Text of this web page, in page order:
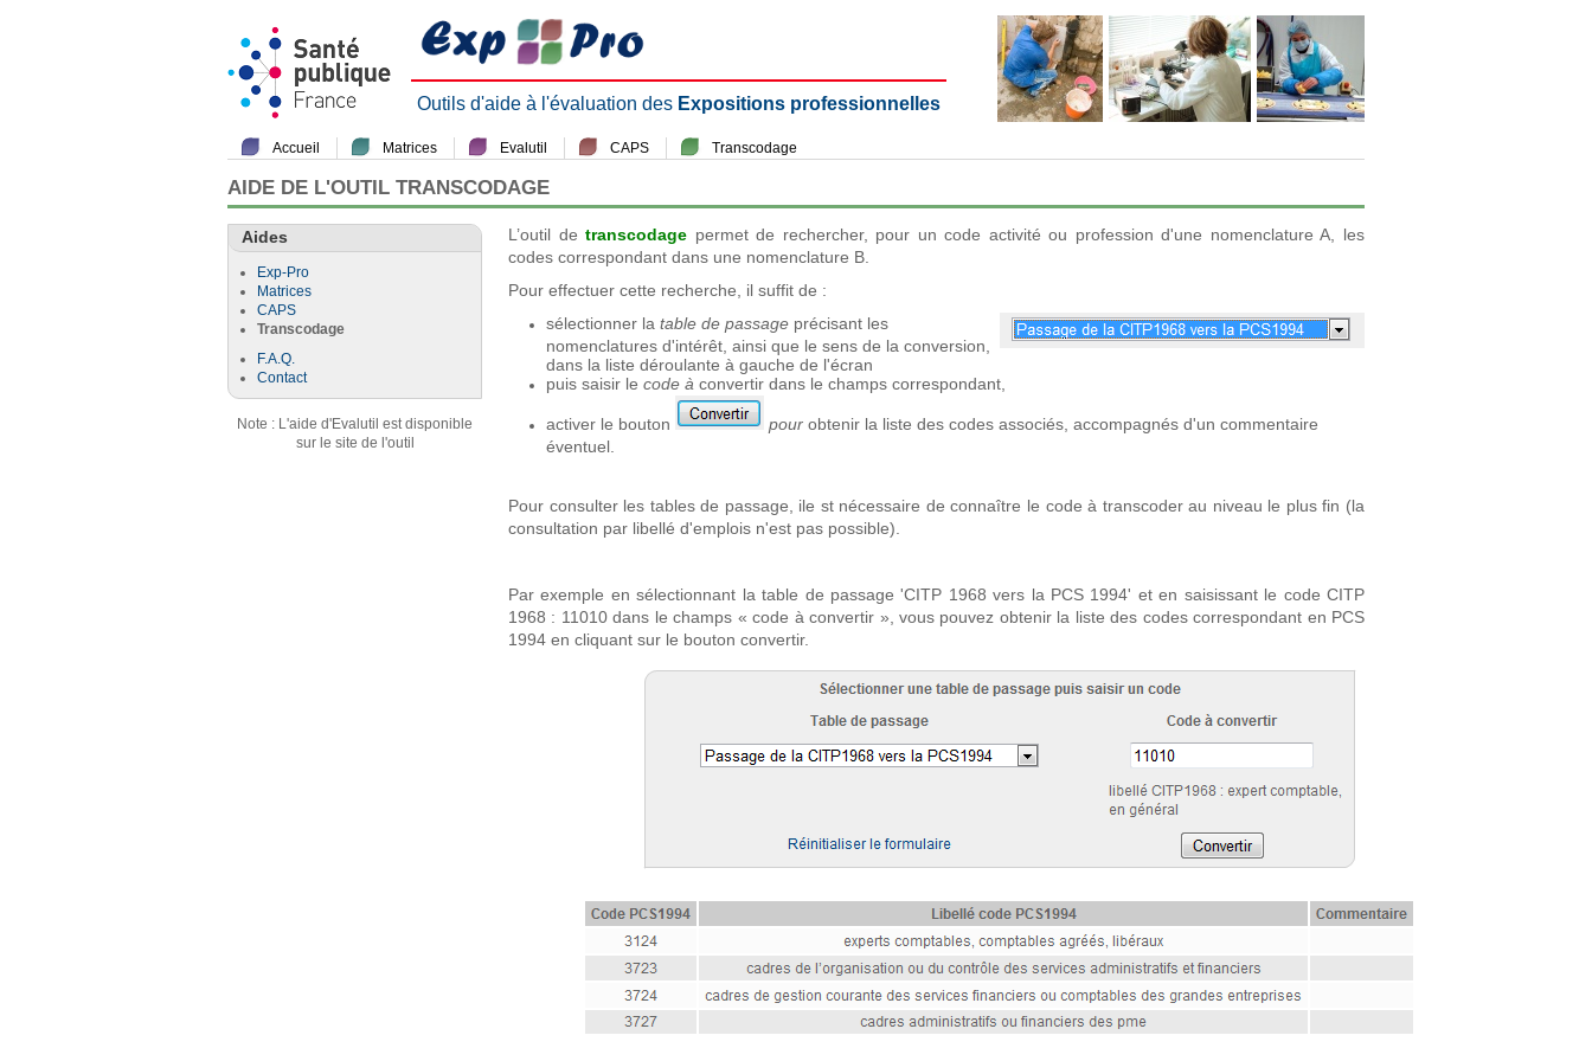
Outils d'aide à l'évaluation des Expositions professionnelles
Accueil Matrices Evalutil CAPS Transcodage
AIDE DE L'OUTIL TRANSCODAGE
Aides
Exp-Pro
Matrices
CAPS
Transcodage
F.A.Q.
Contact
Note : L'aide d'Evalutil est disponible
sur le site de l'outil
L’outil detranscodage permet de rechercher, pour un code activité ou profession d'une nomenclature A, les
codes correspondant dans une nomenclature B.
Pour effectuer cette recherche, il suffit de :
sélectionner la table de passage précisant les
nomenclatures d'intérêt, ainsi que le sens de la conversion,
dans la liste déroulante à gauche de l'écran
puis saisir le code à convertir dans le champs correspondant,
activer le bouton pour obtenir la liste des codes associés, accompagnés d'un commentaire
éventuel.
Pour consulter les tables de passage, ile st nécessaire de connaître le code à transcoder au niveau le plus fin (la
consultation par libellé d'emplois n'est pas possible).
Par exemple en sélectionnant la table de passage 'CITP 1968 vers la PCS 1994' et en saisissant le code CITP
1968 : 11010 dans le champs « code à convertir », vous pouvez obtenir la liste des codes correspondant en PCS
1994 en cliquant sur le bouton convertir.